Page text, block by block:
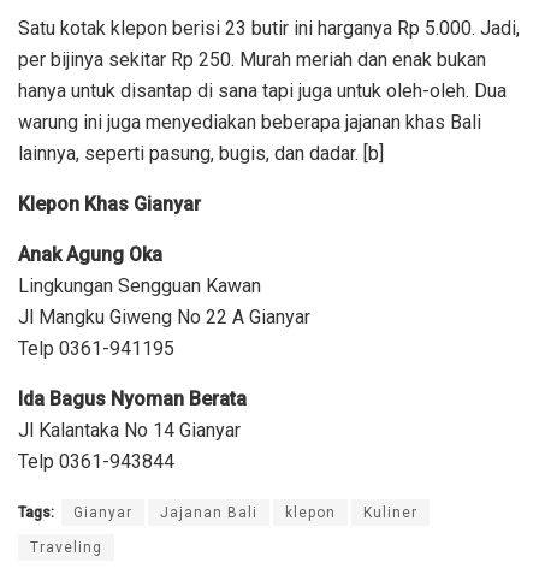
Satu kotak klepon berisi 23 butir ini harganya Rp 5.000. Jadi,
per bijinya sekitar Rp 250. Murah meriah dan enak bukan
hanya untuk disantap di sana tapi juga untuk oleh-oleh. Dua
warung ini juga menyediakan beberapa jajanan khas Bali
lainnya, seperti pasung, bugis, dan dadar. [b]
Klepon Khas Gianyar
Anak Agung Oka
Lingkungan Sengguan Kawan
Jl Mangku Giweng No 22 A Gianyar
Telp 0361-941195
Ida Bagus Nyoman Berata
Jl Kalantaka No 14 Gianyar
Telp 0361-943844
Tags: Gianyar Jajanan Bali klepon Kuliner
Traveling